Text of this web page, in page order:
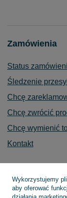
Zamówienia
Status
Śledzenie
Chcę
Chcę zwrócić
Chcę wymienić
Kontakt
Konto
Wykorzystujemy
aby oferować